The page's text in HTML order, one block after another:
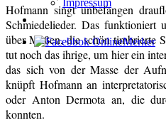
Hofmann singt unbefangen
Schmiedelieder. Das funktioniert
über Maßen, die schön timbrierte
tut noch das ihrige, um hier ein
das sich von der Masse der
knüpft Hofmann an
oder Anton Dermota an, die
konnten.